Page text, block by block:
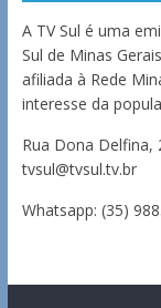
A TV Sul é uma
Sul de Minas
afiliada à Rede
interesse da
Rua Dona
tvsul@tvsul.tv.br
Whatsapp: (35)